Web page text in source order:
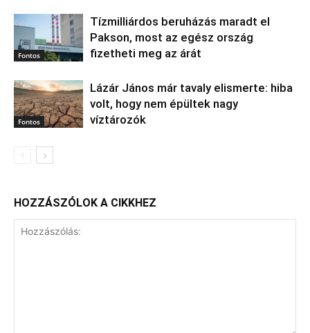
Fontos
Tízmilliárdos beruházás maradt el
Pakson, most az egész ország
fizetheti meg az árát
Fontos
Lázár János már tavaly elismerte: hiba
volt, hogy nem épültek nagy
víztározók
HOZZÁSZÓLOK A CIKKHEZ